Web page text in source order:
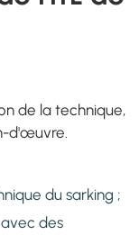
de la technique,
d'œuvre.
du sarking ;
des